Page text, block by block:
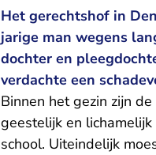
Het gerechtshof in
jarige man wegens
dochter en
verdachte een
Binnen het gezin zijn
geestelijk en
school. Uiteindelijk